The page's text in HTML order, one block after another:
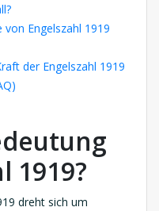
von Engelszahl 1919
der Engelszahl 1919
1919?
dreht sich um